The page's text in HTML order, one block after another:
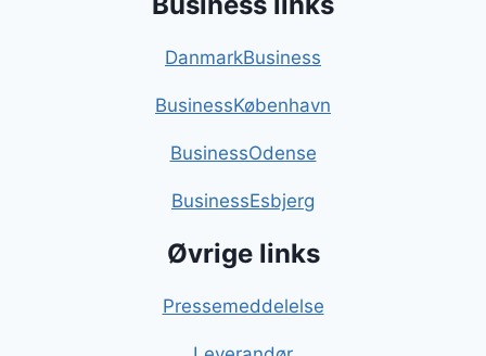
DanmarkBusiness
BusinessKøbenhavn
BusinessOdense
BusinessEsbjerg
Øvrige links
Pressemeddelelse